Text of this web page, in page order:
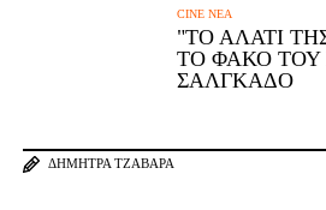
CINE ΝΈΑ
"ΤΟ ΑΛΆΤΙ
ΤΟ ΦΑΚΌ ΤΟΥ
ΣΑΛΓΚΆΔΟ
ΔΉΜΗΤΡΑ ΤΖΑΒΆΡΑ